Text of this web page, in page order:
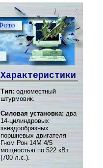
Характеристики
Тип: одноместный
штурмовик.
Силовая установка: два
14-цилиндровых
звездообразных
поршневых двигателя
Гном Рон 14М 4/5
мощностью по 522 кВт
(700 л.с.).